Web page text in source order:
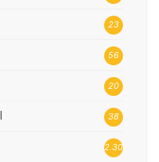
23
56
20
38
2.302